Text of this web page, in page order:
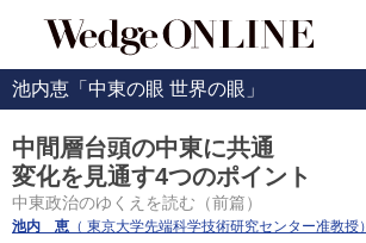
池内恵「中東の眼 世界の眼」
中間層台頭の中東に共通
変化を見通す4つのポイント
中東政治のゆくえを読む（前篇）
池内 恵 （ 東京大学先端科学技術研究センター准教授）